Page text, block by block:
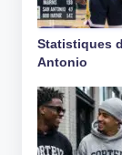
Statistiques
Antonio